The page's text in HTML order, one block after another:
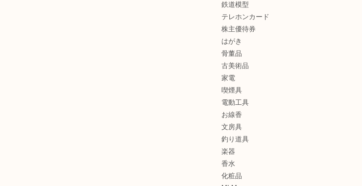
鉄道模型
テレホンカード
株主優待券
はがき
骨董品
古美術品
家電
喫煙具
電動工具
お線香
文房具
釣り道具
楽器
香水
化粧品